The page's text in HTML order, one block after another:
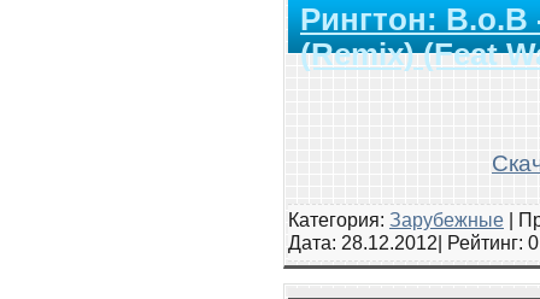
Рингтон: B.o.B
(Remix) (Feat
Категория: Зарубежные |
Дата: 28.12.2012| Рейтинг: